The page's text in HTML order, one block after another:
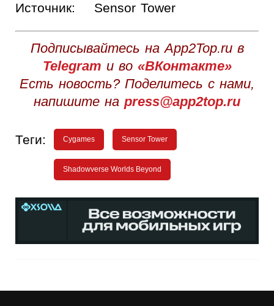
Источник: Sensor Tower
Подписывайтесь на App2Top.ru в
Telegram и во «ВКонтакте»
Есть новость? Поделитесь с нами,
напишите на press@app2top.ru
Теги: Cygames Sensor Tower
Shadowverse Worlds Beyond